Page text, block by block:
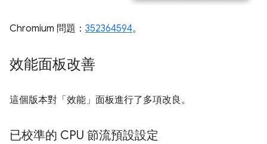
Chromium 問題： 352364594。
效能面板改善
這個版本對「效能」 面板進行了多項改良。
已校準的 CPU 節流預設設定